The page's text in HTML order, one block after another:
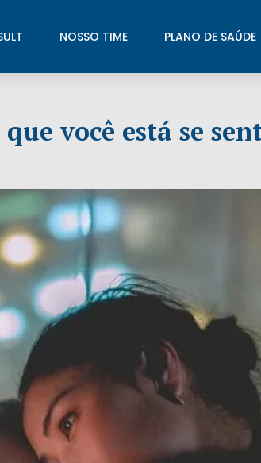
NOSSO TIME PLANO DE SAÚDE
você está se